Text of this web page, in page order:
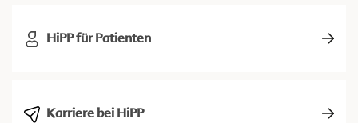
HiPP für Patienten
Karriere bei HiPP